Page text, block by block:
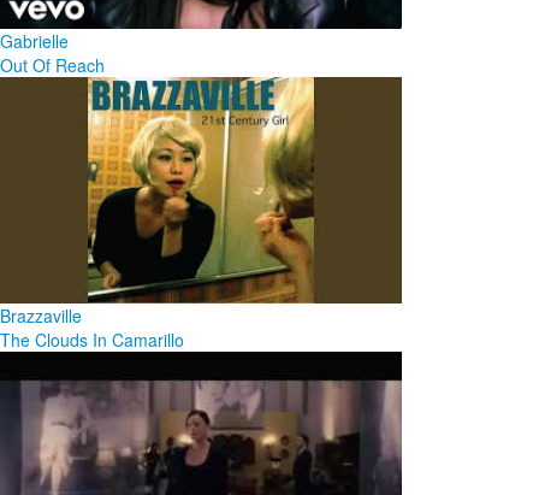
Gabrielle
Out Of Reach
Brazzaville
The Clouds In Camarillo